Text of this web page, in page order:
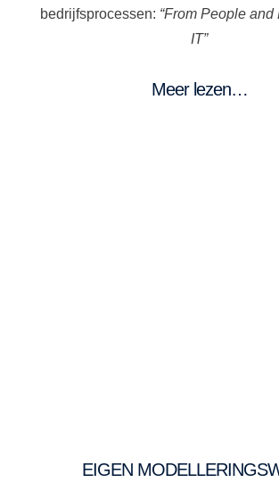
bedrijfsprocessen: “From People
IT”
Meer lezen…
EIGEN